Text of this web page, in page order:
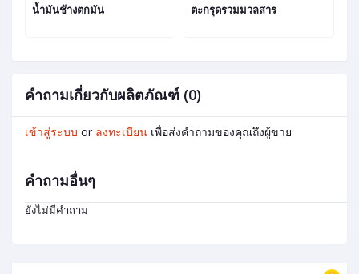
น้ำมันช้างตกมัน ตะกรุดรวมมวลสาร
คำถามเกี่ยวกับผลิตภัณฑ์ (0)
เข้าสู่ระบบ or ลงทะเบียน เพื่อส่งคำถามของคุณถึงผู้ขาย
คำถามอื่นๆ
ยังไม่มีคำถาม